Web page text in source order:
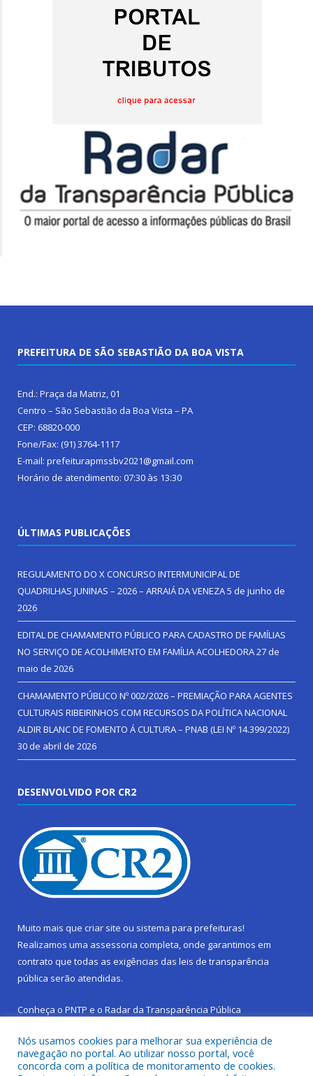
PREFEITURA DE SÃO SEBASTIÃO DA BOA VISTA
End.: Praça da Matriz, 01
Centro – São Sebastião da Boa Vista – PA
CEP: 68820-000
Fone/Fax: (91) 3764-1117
E-mail: prefeiturapmssbv2021@gmail.com
Horário de atendimento: 07:30 às 13:30
ÚLTIMAS PUBLICAÇÕES
REGULAMENTO DO X CONCURSO INTERMUNICIPAL DE
QUADRILHAS JUNINAS – 2026 – ARRAIÁ DA VENEZA5 de junho de
2026
EDITAL DE CHAMAMENTO PÚBLICO PARA CADASTRO DE FAMÍLIAS
NO SERVIÇO DE ACOLHIMENTO EM FAMÍLIA ACOLHEDORA27 de
maio de 2026
CHAMAMENTO PÚBLICO Nº 002/2026 – PREMIAÇÃO PARA AGENTES
CULTURAIS RIBEIRINHOS COM RECURSOS DA POLÍTICA NACIONAL
ALDIR BLANC DE FOMENTO Á CULTURA – PNAB (LEI Nº 14.399/2022)
30 de abril de 2026
DESENVOLVIDO POR CR2
Muito mais que criar site ou sistema para prefeituras!
Realizamos uma assessoria completa, onde garantimos em
contrato que todas as exigências das leis de transparência
pública serão atendidas.
Conheça o PNTP e o Radar da Transparência Pública
Nós usamos cookies para melhorar sua experiência de
navegação no portal. Ao utilizar nosso portal, você
concorda com a política de monitoramento de cookies.